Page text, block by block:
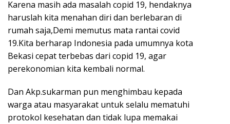
Karena masih ada masalah copid 19, hendaknya
haruslah kita menahan diri dan berlebaran di
rumah saja,Demi memutus mata rantai covid
19.Kita berharap Indonesia pada umumnya kota
Bekasi cepat terbebas dari copid 19, agar
perekonomian kita kembali normal.
Dan Akp.sukarman pun menghimbau kepada
warga atau masyarakat untuk selalu mematuhi
protokol kesehatan dan tidak lupa memakai